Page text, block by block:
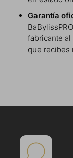
Garantía
fabricante
que recibes